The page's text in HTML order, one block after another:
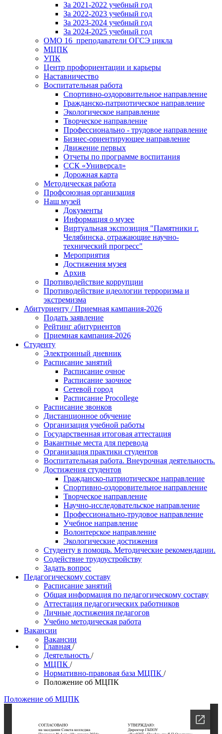
За 2021-2022 учебный год
За 2022-2023 учебный год
За 2023-2024 учебный год
За 2024-2025 учебный год
ОМО 16_преподаватели ОГСЭ цикла
МЦПК
УПК
Центр профориентации и карьеры
Наставничество
Воспитательная работа
Спортивно-оздоровительное направление
Гражданско-патриотическое направление
Экологическое направление
Творческое направление
Профессионально - трудовое направление
Бизнес-ориентирующее направление
Движение первых
Отчеты по программе воспитания
ССК «Универсал»
Дорожная карта
Методическая работа
Профсоюзная организация
Наш музей
Документы
Информация о музее
Виртуальная экспозиция "Памятники г.
Челябинска, отражающие научно-
технический прогресс"
Мероприятия
Достижения музея
Архив
Противодействие коррупции
Противодействие идеологии терроризма и
экстремизма
Абитуриенту / Приемная кампания-2026
Подать заявление
Рейтинг абитуриентов
Приемная кампания-2026
Студенту
Электронный дневник
Расписание занятий
Расписание очное
Расписание заочное
Сетевой город
Расписание Procollege
Расписание звонков
Дистанционное обучение
Организация учебной работы
Государственная итоговая аттестация
Вакантные места для перевода
Организация практики студентов
Воспитательная работа. Внеурочная деятельность.
Достижения студентов
Гражданско-патриотическое направление
Спортивно-оздоровительное направление
Творческое направление
Научно-исследовательское направление
Профессионально-трудовое направление
Учебное направление
Волонтерское направление
Экологические достижения
Студенту в помощь. Методические рекомендации.
Содействие трудоустройству
Задать вопрос
Педагогическому составу
Расписание занятий
Общая информация по педагогическому составу
Аттестация педагогических работников
Личные достижения педагогов
Учебно методическая работа
Вакансии
Вакансии
Главная /
Деятельность /
МЦПК /
Нормативно-правовая база МЦПК /
Положение об МЦПК
Положение об МЦПК